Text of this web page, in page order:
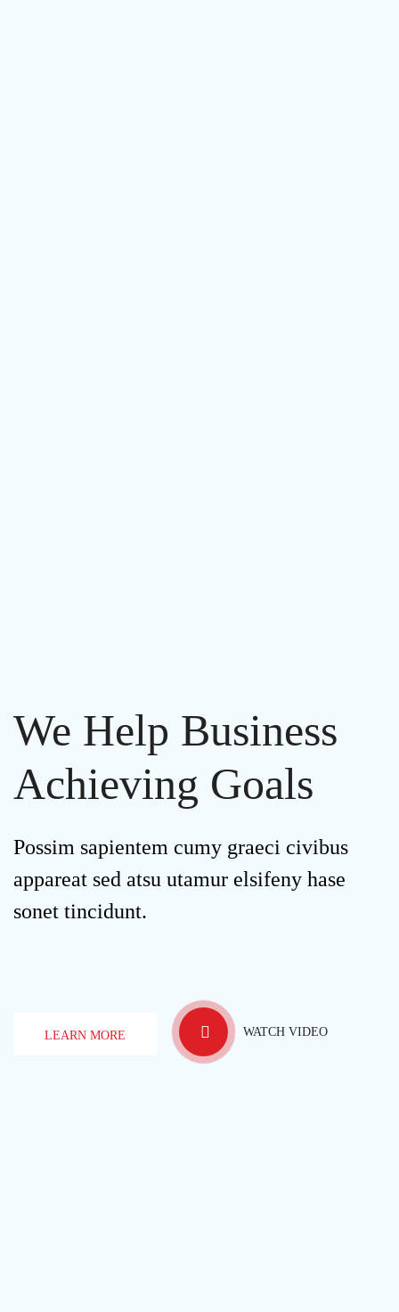
We Help Business
Achieving Goals
Possim sapientem cumy graeci civibus
appareat sed atsu utamur elsifeny hase
sonet tincidunt.
LEARN MORE WATCH VIDEO